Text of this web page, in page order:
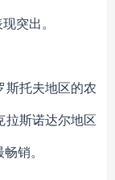
突出。
斯托夫地区的农
拉斯诺达尔地区
销。